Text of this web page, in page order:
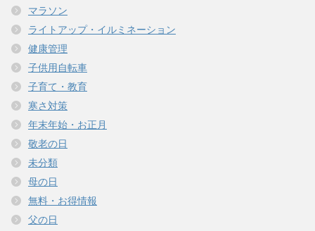
マラソン
ライトアップ・イルミネーション
健康管理
子供用自転車
子育て・教育
寒さ対策
年末年始・お正月
敬老の日
未分類
母の日
無料・お得情報
父の日